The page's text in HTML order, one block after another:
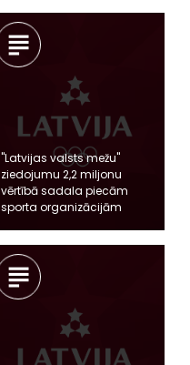
"Latvijas valsts mežu"
ziedojumu 2,2 miljonu
vērtībā sadala piecām
sporta organizācijām